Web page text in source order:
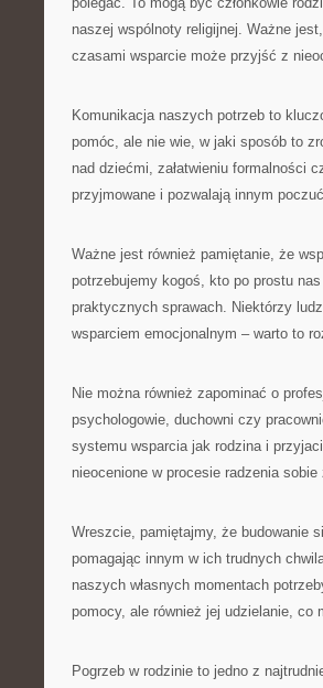
naszej wspólnoty religijnej. Ważne
czasami wsparcie może przyjść z
Komunikacja naszych potrzeb to
pomóc, ale nie wie, w jaki sposób to
nad dziećmi, załatwieniu formalności
przyjmowane i pozwalają innym
Ważne jest również pamiętanie, że
potrzebujemy kogoś, kto po prostu
praktycznych sprawach. Niektórzy
wsparciem emocjonalnym – warto to
Nie można również zapominać o
psychologowie, duchowni czy
systemu wsparcia jak rodzina i
nieocenione w procesie radzenia sobie
Wreszcie, pamiętajmy, że budowanie
pomagając innym w ich trudnych
naszych własnych momentach
pomocy, ale również jej udzielanie, co
Pogrzeb w rodzinie to jedno z